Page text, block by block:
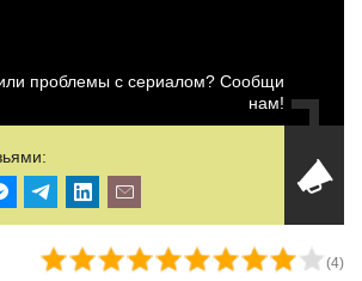
проблемы с сериалом? Сообщи
нам!
(4)